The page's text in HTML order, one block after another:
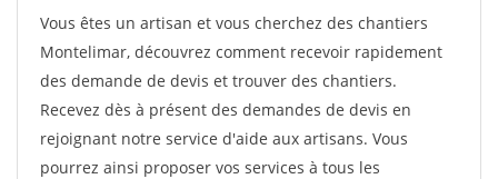
Vous êtes un artisan et vous cherchez des chantiers
Montelimar, découvrez comment recevoir rapidement
des demande de devis et trouver des chantiers.
Recevez dès à présent des demandes de devis en
rejoignant notre service d'aide aux artisans. Vous
pourrez ainsi proposer vos services à tous les